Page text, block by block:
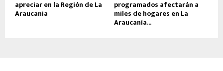
apreciar en la Región de La
Araucania
programados afectarán a
miles de hogares en La
Araucanía...